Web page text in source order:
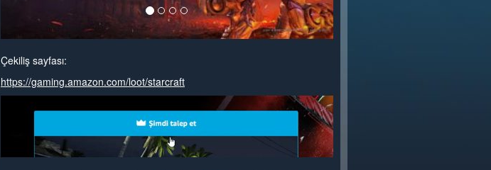
Çekiliş sayfası:
https://gaming.amazon.com/loot/starcraft